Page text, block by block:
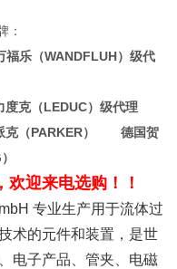
务关系 。
：
乐（WANDFLUH）级代
克（LEDUC）级代理
（PARKER） 德国贺
迎来电选购！！
专业生产用于流体过
术的元件和装置，是世
电子产品、管夹、电磁